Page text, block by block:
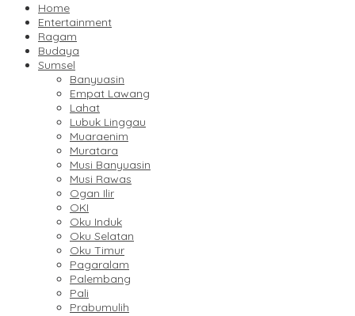
Home
Entertainment
Ragam
Budaya
Sumsel
Banyuasin
Empat Lawang
Lahat
Lubuk Linggau
Muaraenim
Muratara
Musi Banyuasin
Musi Rawas
Ogan Ilir
OKI
Oku Induk
Oku Selatan
Oku Timur
Pagaralam
Palembang
Pali
Prabumulih